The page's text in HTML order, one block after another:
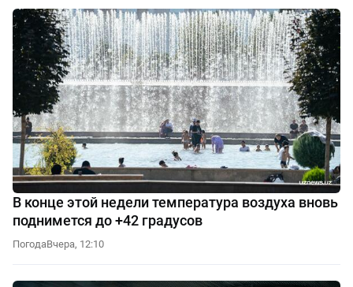
В конце этой недели температура воздуха вновь
поднимется до +42 градусов
ПогодаВчера, 12:10